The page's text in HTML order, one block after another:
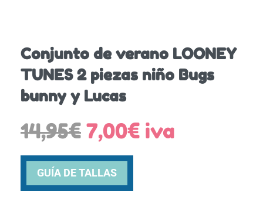
Conjunto de verano LOONEY
TUNES 2 piezas niño Bugs
bunny y Lucas
14,95€ El
precio
original
era:
14,95€.
7,00€El
precio
iva
GUÍA DE TALLAS